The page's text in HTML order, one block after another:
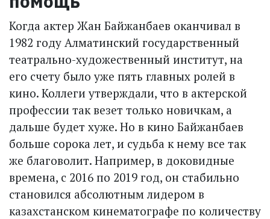
Когда актер Жан Байжанбаев оканчивал в
1982 году Алматинский государственный
театрально-художественный институт, на
его счету было уже пять главных ролей в
кино. Коллеги утверждали, что в актерской
профессии так везет только новичкам, а
дальше будет хуже. Но в кино Байжанбаев
больше сорока лет, и судьба к нему все так
же благоволит. Например, в доковидные
времена, с 2016 по 2019 год, он стабильно
становился абсолютным лидером в
казахстанском кинематографе по количеству